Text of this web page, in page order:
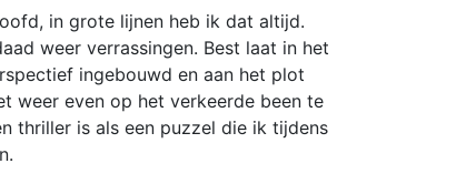
in grote lijnen heb ik dat altijd.
weer verrassingen. Best laat in het
ingebouwd en aan het plot
weer even op het verkeerde been te
thriller is als een puzzel die ik tijdens